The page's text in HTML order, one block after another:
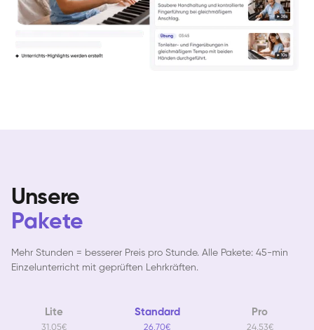
Klavier / Piano / Flügel
Katarzyna
Klavier / Piano / Flügel
Unsere
Pakete
Mehr Stunden = besserer Preis pro Stunde. Alle Pakete: 45-min
Einzelunterricht mit geprüften Lehrkräften.
Lite
31,05€
Standard
26,70€
Pro
24,53€